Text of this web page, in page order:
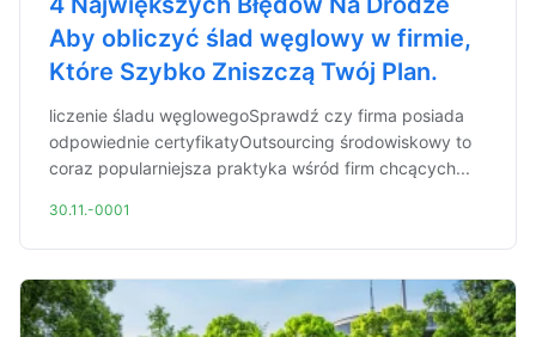
Aby obliczyć ślad węglowy w firmie,
Które Szybko Zniszczą Twój Plan.
liczenie śladu węglowegoSprawdź czy firma posiada
odpowiednie certyfikatyOutsourcing środowiskowy to
coraz popularniejsza praktyka wśród firm chcących...
30.11.-0001